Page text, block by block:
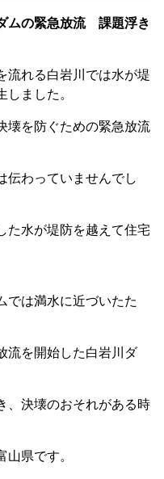
ムの緊急放流 課題浮き
れる白岩川では水が堤
ました。
を防ぐための緊急放流
わっていませんでし
水が堤防を越えて住宅
は満水に近づいたた
流を開始した白岩川ダ
決壊のおそれがある時
県です。